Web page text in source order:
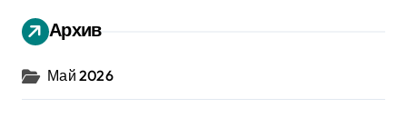
Архив
Май 2026